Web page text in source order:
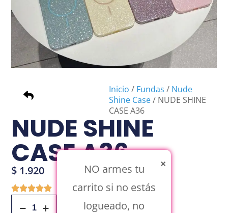
Inicio / Fundas / Nude
Shine Case/ NUDE SHINE
CASE A36
NUDE SHINE
CASE A36
$ 1.920
Añadir Al Carrito
×
NO armes tu
carrito si no estás
logueado, no